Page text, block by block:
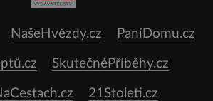
NašeHvězdy.cz PaníDomu.cz
SkutečnéPříběhy.cz
21Stoleti.cz